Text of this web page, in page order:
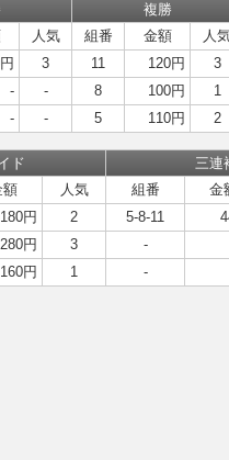
複勝
人気 組番 金額
人
3 11 120円
3
- - 8 100円
1
- - 5 110円 2
ド
三連
額 人気 組番
金
180円 2 5-8-11
280円 3
-
160円 1 -